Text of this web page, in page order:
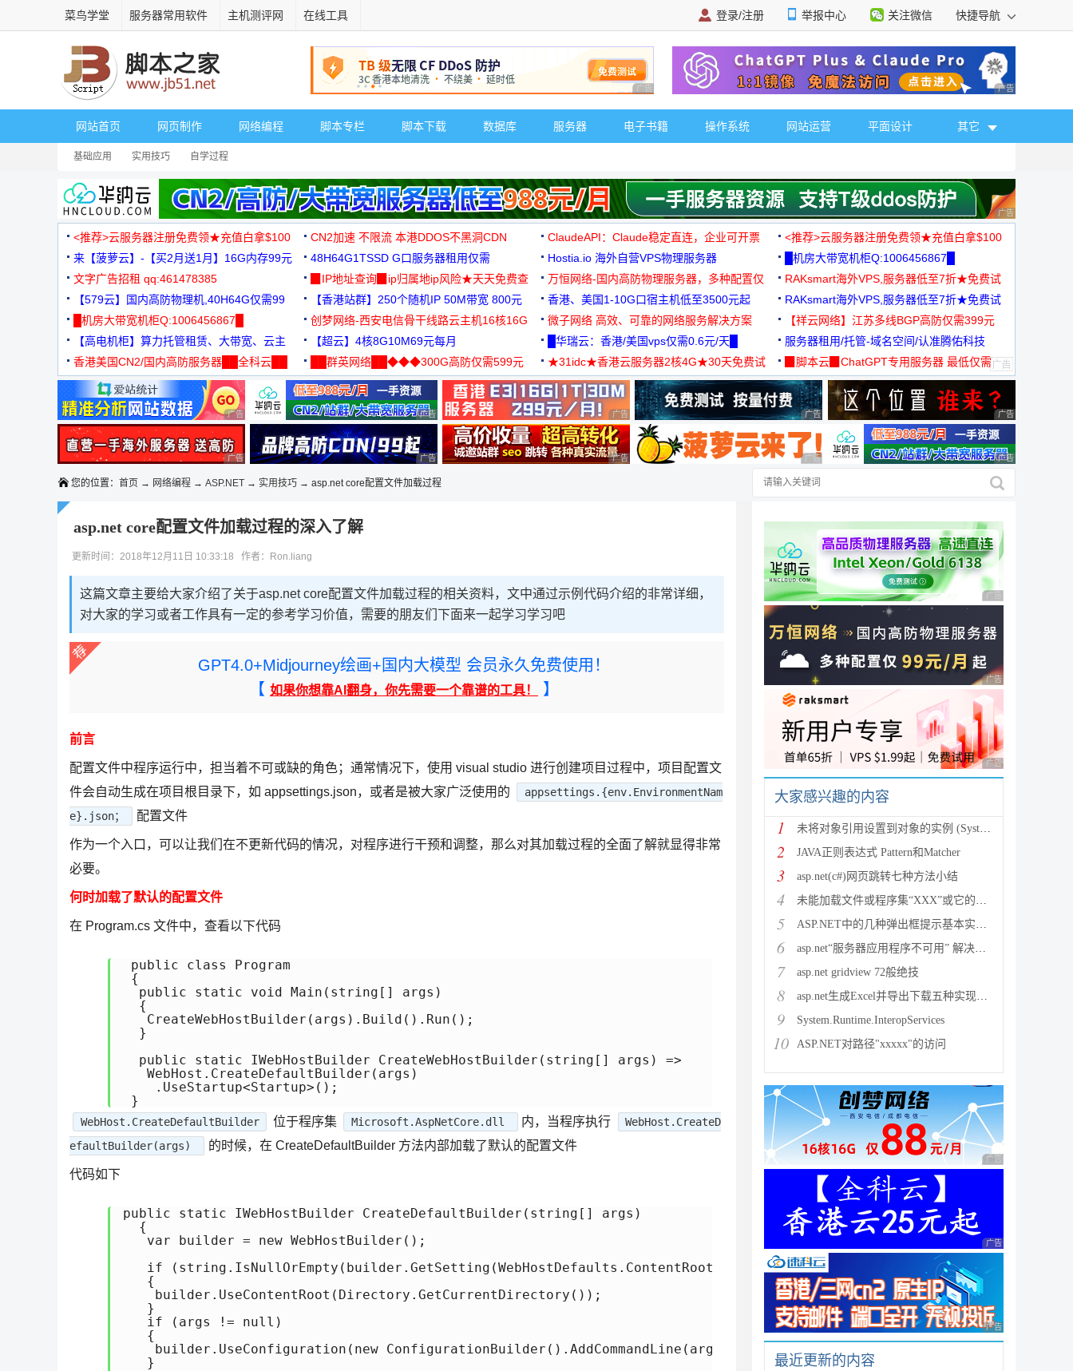
菜鸟学堂 服务器常用软件 主机测评网 在线工具 登录/注册 举报中心 关注微信 快捷导航
广告 商业广告，理性选择 广告 商业广告，理
网站首页 网页制作 网络编程 脚本专栏 脚本下载 数据库 服务器 电子书籍 操作系统 网站运营 平面设计 其它
基础应用 实用技巧 自学过程
广告 商业广告，理
<推荐>云服务器注册免费领★充值白拿$100 CN2加速 不限流 本港DDOS不黑洞CDN ClaudeAPI：Claude稳定直连，企业可开票
<推荐>云服务器注册免费领★充值白拿$100
来【菠萝云】-【买2月送1月】16G内存99元
48H64G1TSSD G口服务器租用仅需
3000+可免费测试
Hostia.io 海外自营VPS物理服务器
█机房大带宽机柜Q:1006456867█
文字广告招租 qq:461478385
▉IP地址查询▉ip归属地ip风险★天天免费查
万恒网络-国内高防物理服务器，多种配置仅
99元/月起
RAKsmart海外VPS,服务器低至7折★免费试
用★
【579云】国内高防物理机,40H64G仅需99
元
【香港站群】250个随机IP 50M带宽 800元 香港、美国1-10G口宿主机低至3500元起
RAKsmart海外VPS,服务器低至7折★免费试
用★
█机房大带宽机柜Q:1006456867█
创梦网络-西安电信骨干线路云主机16核16G
88元/月
微子网络 高效、可靠的网络服务解决方案
【祥云网络】江苏多线BGP高防仅需399元
【高电机柜】算力托管租赁、大带宽、云主
机
【超云】4核8G10M69元每月 █华瑞云：香港/美国vps仅需0.6元/天█
服务器租用/托管-域名空间/认准腾佑科技
香港美国CN2/国内高防服务器██全科云██
██群英网络██◆◆◆300G高防仅需599元
◆◆◆
★31idc★香港云服务器2核4G★30天免费试
用◆
▉脚本云▉ChatGPT专用服务器 最低仅需
19元/月
广告 商业广告，理性选择 广告 商业广告，理性选择 广告 商业广告，理性选择 广告 商业广告，理性选择 广告 商业广告，理
广告 商业广告，理性选择 广告 商业广告，理性选择 广告 商业广告，理性选择 广告 商业广告，理性选择 广告 商业广告，理
您的位置： 首页 → 网络编程 → ASP.NET → 实用技巧 → asp.net core配置文件加载过程
asp.net core配置文件加载过程的深入了解
更新时间：2018年12月11日 10:33:18 作者：Ron.liang
这篇文章主要给大家介绍了关于asp.net core配置文件加载过程的相关资料，文中通过示例代码介绍的非常详细，
对大家的学习或者工作具有一定的参考学习价值，需要的朋友们下面来一起学习学习吧
GPT4.0+Midjourney绘画+国内大模型 会员永久免费使用！
【 如果你想靠AI翻身，你先需要一个靠谱的工具！ 】
前言
配置文件中程序运行中，担当着不可或缺的角色；通常情况下，使用 visual studio 进行创建项目过程中，项目配置文
件会自动生成在项目根目录下，如 appsettings.json，或者是被大家广泛使用的
appsettings.{env.EnvironmentNam
e}.json；
配置文件
作为一个入口，可以让我们在不更新代码的情况，对程序进行干预和调整，那么对其加载过程的全面了解就显得非常
必要。
何时加载了默认的配置文件
在 Program.cs 文件中，查看以下代码
public class Program
{
  public static void Main(string[] args)
  {
   CreateWebHostBuilder(args).Build().Run();
  }
  public static IWebHostBuilder CreateWebHostBuilder(string[] args) =>
   WebHost.CreateDefaultBuilder(args)
    .UseStartup<Startup>();
}
WebHost.CreateDefaultBuilder 位于程序集 Microsoft.AspNetCore.dll 内，当程序执行
WebHost.CreateD
efaultBuilder(args)
的时候，在 CreateDefaultBuilder 方法内部加载了默认的配置文件
代码如下
public static IWebHostBuilder CreateDefaultBuilder(string[] args)
  {
   var builder = new WebHostBuilder();
   if (string.IsNullOrEmpty(builder.GetSetting(WebHostDefaults.ContentRootKey)))
   {
    builder.UseContentRoot(Directory.GetCurrentDirectory());
   }
   if (args != null)
   {
    builder.UseConfiguration(new ConfigurationBuilder().AddCommandLine(args).Build());
   }
广告 商业广告，理性
广告 商业广告，理性
广告 商业广告，理性
大家感兴趣的内容
1 未将对象引用设置到对象的实例 (System.NullRef
2 JAVA正则表达式 Pattern和Matcher
3 asp.net(c#)网页跳转七种方法小结
4 未能加载文件或程序集“XXX”或它的某一个依赖项。试图加载格
5 ASP.NET中的几种弹出框提示基本实现方法
6 asp.net“服务器应用程序不可用” 解决方法
7 asp.net gridview 72般绝技
8 asp.net生成Excel并导出下载五种实现方法
9 System.Runtime.InteropServices
10 ASP.NET对路径"xxxxx"的访问
广告 商业广告，理性
广告 商业广告，理性
广告 商业广告，理性
最近更新的内容